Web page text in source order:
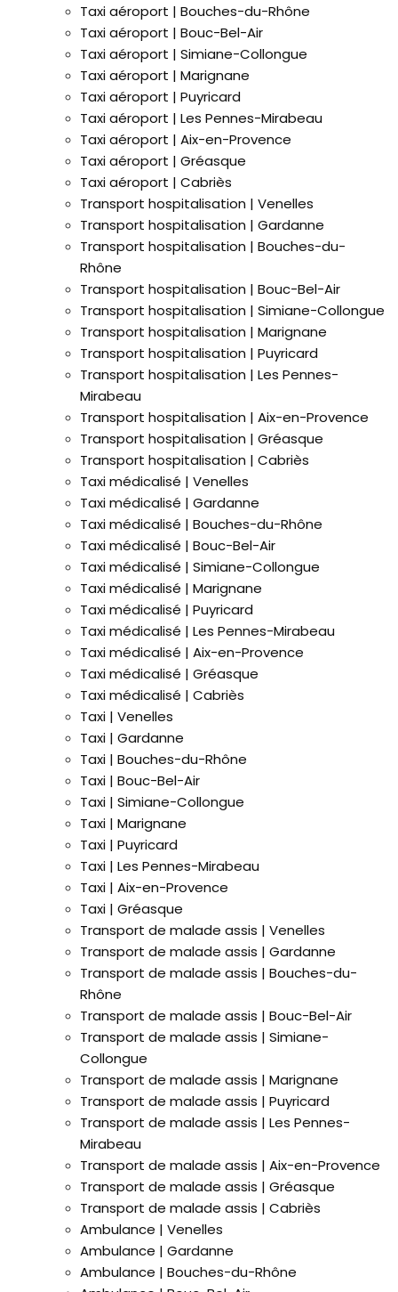
Taxi aéroport | Bouches-du-Rhône
Taxi aéroport | Bouc-Bel-Air
Taxi aéroport | Simiane-Collongue
Taxi aéroport | Marignane
Taxi aéroport | Puyricard
Taxi aéroport | Les Pennes-Mirabeau
Taxi aéroport | Aix-en-Provence
Taxi aéroport | Gréasque
Taxi aéroport | Cabriès
Transport hospitalisation | Venelles
Transport hospitalisation | Gardanne
Transport hospitalisation | Bouches-du-
Rhône
Transport hospitalisation | Bouc-Bel-Air
Transport hospitalisation | Simiane-Collongue
Transport hospitalisation | Marignane
Transport hospitalisation | Puyricard
Transport hospitalisation | Les Pennes-
Mirabeau
Transport hospitalisation | Aix-en-Provence
Transport hospitalisation | Gréasque
Transport hospitalisation | Cabriès
Taxi médicalisé | Venelles
Taxi médicalisé | Gardanne
Taxi médicalisé | Bouches-du-Rhône
Taxi médicalisé | Bouc-Bel-Air
Taxi médicalisé | Simiane-Collongue
Taxi médicalisé | Marignane
Taxi médicalisé | Puyricard
Taxi médicalisé | Les Pennes-Mirabeau
Taxi médicalisé | Aix-en-Provence
Taxi médicalisé | Gréasque
Taxi médicalisé | Cabriès
Taxi | Venelles
Taxi | Gardanne
Taxi | Bouches-du-Rhône
Taxi | Bouc-Bel-Air
Taxi | Simiane-Collongue
Taxi | Marignane
Taxi | Puyricard
Taxi | Les Pennes-Mirabeau
Taxi | Aix-en-Provence
Taxi | Gréasque
Transport de malade assis | Venelles
Transport de malade assis | Gardanne
Transport de malade assis | Bouches-du-
Rhône
Transport de malade assis | Bouc-Bel-Air
Transport de malade assis | Simiane-
Collongue
Transport de malade assis | Marignane
Transport de malade assis | Puyricard
Transport de malade assis | Les Pennes-
Mirabeau
Transport de malade assis | Aix-en-Provence
Transport de malade assis | Gréasque
Transport de malade assis | Cabriès
Ambulance | Venelles
Ambulance | Gardanne
Ambulance | Bouches-du-Rhône